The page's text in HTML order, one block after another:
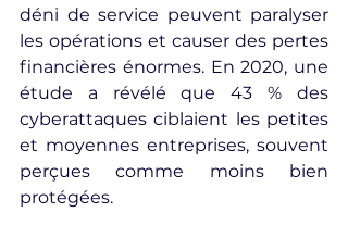
déni de service peuvent paralyser
les opérations et causer des pertes
financières énormes. En 2020, une
étude a révélé que 43 % des
cyberattaques ciblaient les petites
et moyennes entreprises, souvent
perçues comme moins bien
protégées.